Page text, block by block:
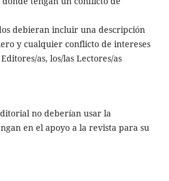
debieran incluir una descripción
y cualquier conflicto de intereses
as, los/las Lectores/as
no deberían usar la
en el apoyo a la revista para su